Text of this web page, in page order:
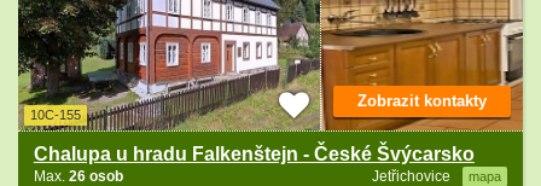
10C-155
Chalupa u hradu Falkenštejn - České Švýcarsko
Jetřichovice mapa
Max. 26 osob
Zobrazit kontakty